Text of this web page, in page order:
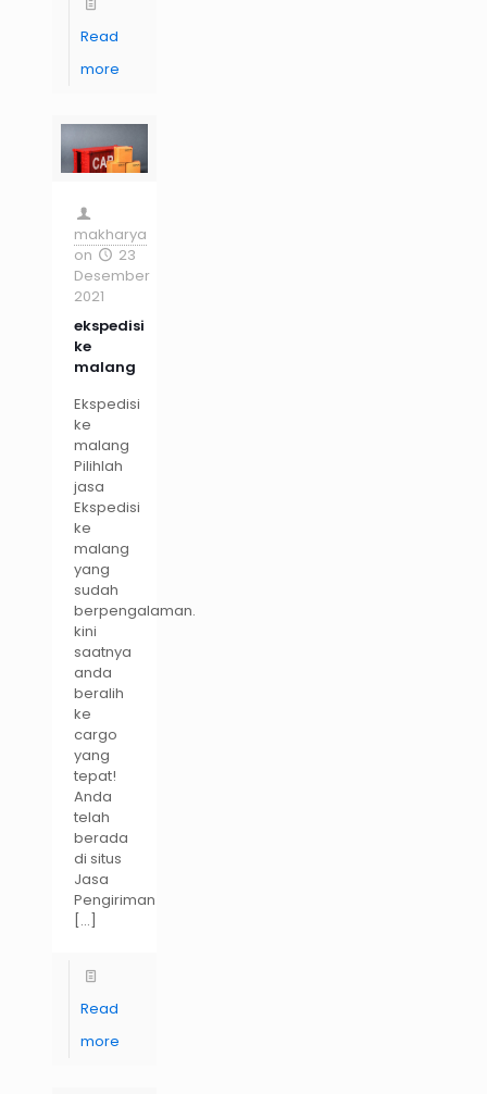
Read
more
makharya
on
23
Desember
2021
ekspedisi
ke
malang
Ekspedisi
ke
malang
Pilihlah
jasa
Ekspedisi
ke
malang
yang
sudah
berpengalaman.
kini
saatnya
anda
beralih
ke
cargo
yang
tepat!
Anda
telah
berada
di situs
Jasa
Pengiriman
[…]
Read
more